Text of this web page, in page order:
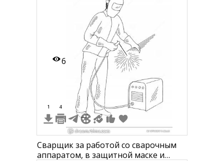
6
1 4
Сварщик за работой со сварочным
аппаратом, в защитной маске и